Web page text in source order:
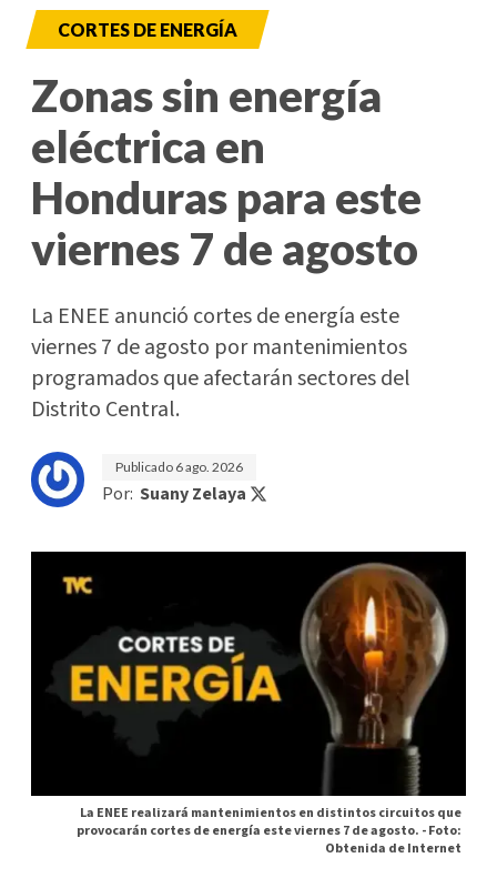
CORTES DE ENERGÍA
Zonas sin energía
eléctrica en
Honduras para este
viernes 7 de agosto
La ENEE anunció cortes de energía este
viernes 7 de agosto por mantenimientos
programados que afectarán sectores del
Distrito Central.
Publicado 6 ago. 2026
Por: Suany Zelaya
La ENEE realizará mantenimientos en distintos circuitos que
provocarán cortes de energía este viernes 7 de agosto. -Foto:
Obtenida de Internet